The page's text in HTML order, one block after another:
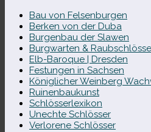
Bau von Felsenburgen
Berken von der Duba
Burgenbau der Slawen
Burgwarten &
Elb-​Baroque | Dresden
Festungen in Sachsen
Königlicher Weinberg
Ruinenbaukunst
Schlösserlexikon
Unechte Schlösser
Verlorene Schlösser